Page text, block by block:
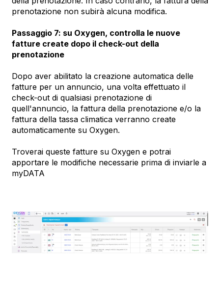
prenotazione non subirà alcuna modifica.
Passaggio 7: su Oxygen, controlla le nuove
fatture create dopo il check-out della
prenotazione
Dopo aver abilitato la creazione automatica delle
fatture per un annuncio, una volta effettuato il
check-out di qualsiasi prenotazione di
quell'annuncio, la fattura della prenotazione e/o la
fattura della tassa climatica verranno create
automaticamente su Oxygen.
Troverai queste fatture su Oxygen e potrai
apportare le modifiche necessarie prima di inviarle a
myDATA